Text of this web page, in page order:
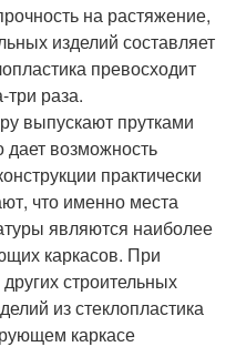
на растяжение,
изделий составляет
превосходит
три раза.
выпускают прутками
дает возможность
практически
что именно места
являются наиболее
каркасов. При
строительных
из стеклопластика
каркасе